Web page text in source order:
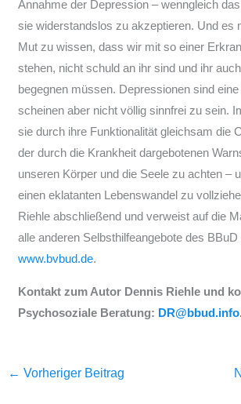
Annahme der Depression – wenngleich
sie widerstandslos zu akzeptieren. Und es
Mut zu wissen, dass wir mit so einer
stehen, nicht schuld an ihr sind und ihr
begegnen müssen. Depressionen sind
scheinen aber nicht völlig sinnfrei zu sein.
sie durch ihre Funktionalität gleichsam die
der durch die Krankheit dargebotenen
unseren Körper und die Seele zu achten –
einen eklatanten Lebenswandel zu
Riehle abschließend und verweist auf die
alle anderen Selbsthilfeangebote des BBuD
www.bvbud.de.
Kontakt zum Autor Dennis Riehle und
Psychosoziale Beratung: DR@bbud.info.
← Vorheriger Beitrag